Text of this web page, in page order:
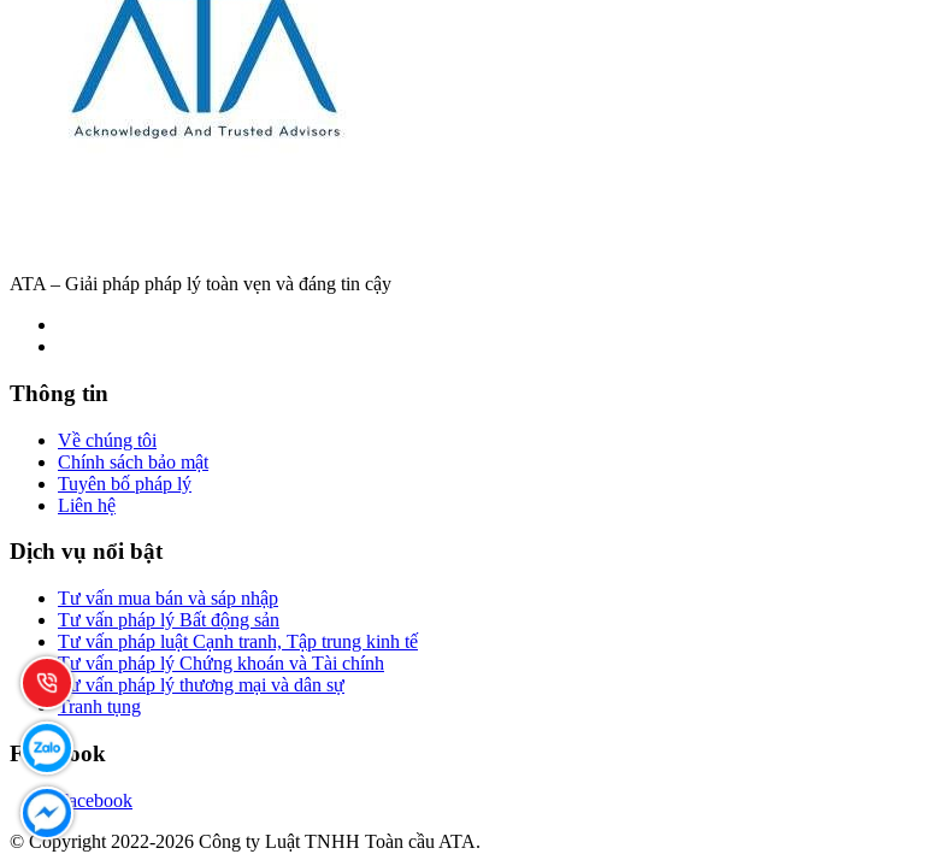
ATA – Giải pháp pháp lý toàn vẹn và đáng tin cậy
Thông tin
Về chúng tôi
Chính sách bảo mật
Tuyên bố pháp lý
Liên hệ
Dịch vụ nổi bật
Tư vấn mua bán và sáp nhập
Tư vấn pháp lý Bất động sản
Tư vấn pháp luật Cạnh tranh, Tập trung kinh tế
Tư vấn pháp lý Chứng khoán và Tài chính
Tư vấn pháp lý thương mại và dân sự
Tranh tụng
Facebook
Facebook
© Copyright 2022-2026 Công ty Luật TNHH Toàn cầu ATA.